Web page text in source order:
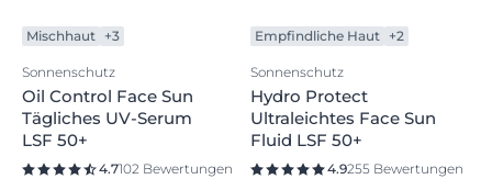
Mischhaut +3
Sonnenschutz
Oil Control Face Sun
Tägliches UV-Serum
LSF 50+
4.7102 Bewertungen
Empfindliche Haut +2
Sonnenschutz
Hydro Protect
Ultraleichtes Face Sun
Fluid LSF 50+
4.9255 Bewertungen